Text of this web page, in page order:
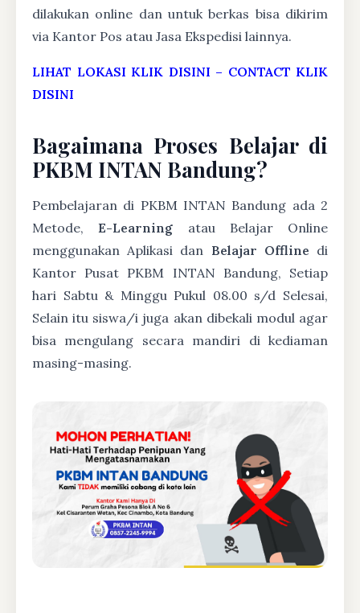
dilakukan online dan untuk berkas bisa dikirim
via Kantor Pos atau Jasa Ekspedisi lainnya.
LIHAT LOKASI KLIK DISINI – CONTACT KLIK
DISINI
Bagaimana Proses Belajar di
PKBM INTAN Bandung?
Pembelajaran di PKBM INTAN Bandung ada 2
Metode,E-Learning atau Belajar Online
menggunakan Aplikasi dan Belajar Offline di
Kantor Pusat PKBM INTAN Bandung, Setiap
hari Sabtu & Minggu Pukul 08.00 s/d Selesai,
Selain itu siswa/i juga akan dibekali modul agar
bisa mengulang secara mandiri di kediaman
masing-masing.